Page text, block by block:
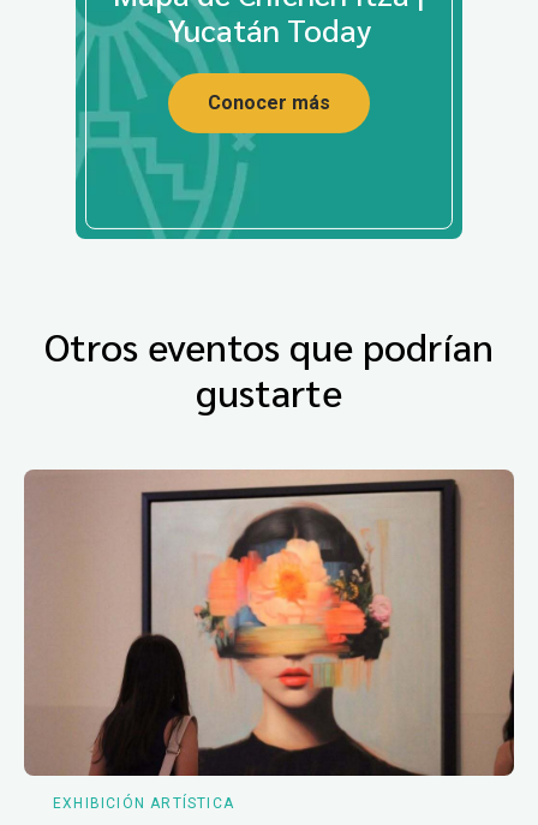
Yucatán Today
Conocer más
Otros eventos que podrían
gustarte
EXHIBICIÓN ARTÍSTICA